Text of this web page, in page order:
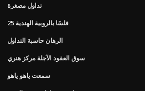
تداول مصغرة
25 فلسًا بالروبية الهندية
الرهان حاسبة التداول
سوق العقود الآجلة مركز هنري
سمعت ياهو ياهو